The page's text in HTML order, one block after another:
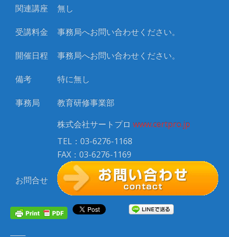
関連講座
無し
受講料金 事務局へお問い合わせください。
開催日程 事務局へお問い合わせください。
備考 特に無し
事務局
教育研修事業部
株式会社サートプロ www.certpro.jp
TEL：03-6276-1168
FAX：03-6276-1169
お問合せ